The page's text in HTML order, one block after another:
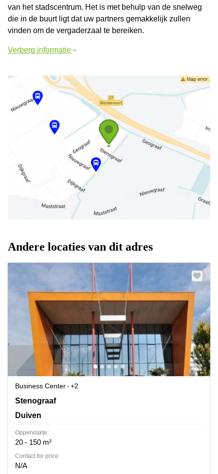
van het stadscentrum. Het is met behulp van de snelweg
die in de buurt ligt dat uw partners gemakkelijk zullen
vinden om de vergaderzaal te bereiken.
Verberg informatie
Andere locaties van dit adres
Business Center
+2
Stenograaf 1, Duiven
Stenograaf
Duiven
Oppervlakte:
20 - 150 m²
Contact for price:
N/A